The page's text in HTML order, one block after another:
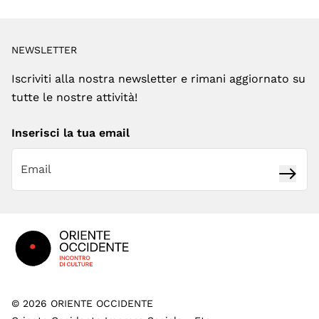
NEWSLETTER
Iscriviti alla nostra newsletter e rimani aggiornato su
tutte le nostre attività!
Inserisci la tua email
© 2026 ORIENTE OCCIDENTE